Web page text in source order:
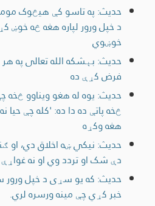
حدیث: په تاسو کې هیڅوک
د خپل ورور لپاره هغه څه خوښ
خوښوي
حدیث: بېشکه الله تعالی په
فرض کړې ده
حدیث: یوه له هغو ویناوو څخه
څخه پاتې ده دا ده: 'کله چې
هغه وکړه
حدیث: نیکي ښه اخلاق دي، او
دې شک او تردد وي او نه
حدیث: که یو سړی د خپل ورور
خبر کړي چې مینه ورسره لري.